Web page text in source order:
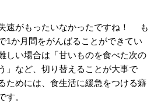
速がもったいなかったですね！ も
1か月間をがんばることができてい
しい場合は「甘いものを食べた次の
」など、切り替えることが大事で
ためには、食生活に緩急をつける癖
す。